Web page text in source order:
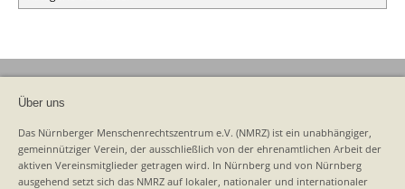
Über uns
Das Nürnberger Menschenrechtszentrum e.V. (NMRZ) ist ein unabhängiger,
gemeinnütziger Verein, der ausschließlich von der ehrenamtlichen Arbeit der
aktiven Vereinsmitglieder getragen wird. In Nürnberg und von Nürnberg
ausgehend setzt sich das NMRZ auf lokaler, nationaler und internationaler